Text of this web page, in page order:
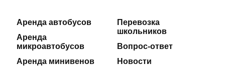
Аренда автобусов
Аренда
микроавтобусов
Аренда минивенов
Перевозка
школьников
Вопрос-ответ
Новости